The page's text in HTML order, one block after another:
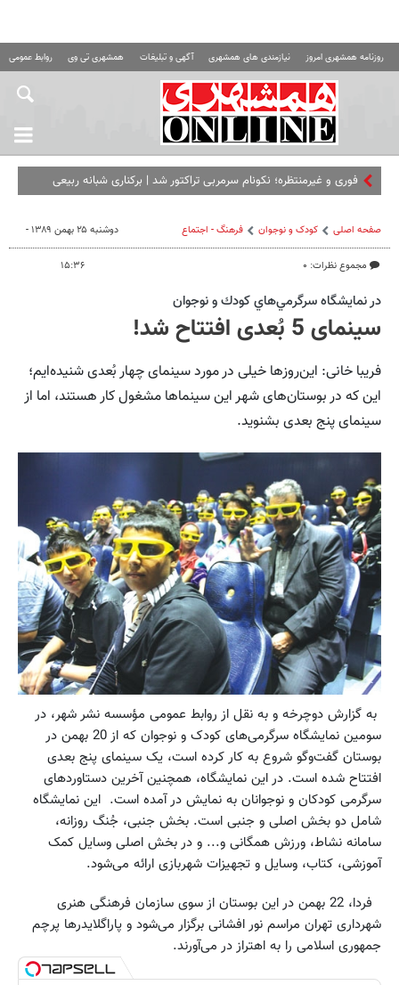
روزنامه همشهری امروز نیازمندی های همشهری آگهی و تبلیغات همشهری تی وی روابط عمومی
فوری و غیرمنتظره؛‌ نکونام سرمربی تراکتور شد | برکناری شبانه ربیعی
صفحه اصلی کودک و نوجوان فرهنگ - اجتماع
مجموع نظرات: ۰
دوشنبه ۲۵ بهمن ۱۳۸۹ -
۱۵:۳۶
در نمايشگاه سرگرمي‌هاي كودك و نوجوان
سینمای 5 بُعدی افتتاح شد!
فریبا خانی: این‌روزها خیلی در مورد سینمای چهار بُعدی شنیده‌ایم؛
این که در بوستان‌های شهر این سینماها مشغول کار هستند، اما از
سینمای پنج بعدی بشنوید.
به گزارش دوچرخه و به نقل از روابط عمومی مؤسسه نشر شهر، در
سومین نمایشگاه سرگرمی‌‌های کودک و نوجوان که از 20 بهمن در
بوستان گفت‌وگو شروع به کار کرده است، یک سینمای پنج بعدی
افتتاح شده است. در این نمایشگاه، همچنین آخرین دستاوردهای
سرگرمی کودکان و نوجوانان به نمایش در آمده است. این نمایشگاه
شامل دو بخش اصلی و جنبی است. بخش جنبی، جُنگ روزانه،
سامانه نشاط، ورزش همگانی و... و در بخش اصلی وسایل کمک
آموزشی، کتاب، وسایل و تجهیزات شهربازی ارائه می‌شود.
فردا، 22 بهمن در این بوستان از سوی سازمان فرهنگی هنری
شهرداری تهران مراسم نور افشانی برگزار می‌شود و پاراگلایدرها پرچم
جمهوری اسلامی را به اهتراز در می‌آورند.